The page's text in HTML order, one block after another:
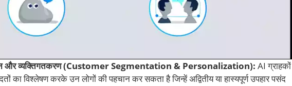
और व्यक्तिगतकरण (Customer Segmentation & Personalization): AI ग्राहकों
का विश्लेषण करके उन लोगों की पहचान कर सकता है जिन्हें अद्वितीय या हास्यपूर्ण उपहार पसंद